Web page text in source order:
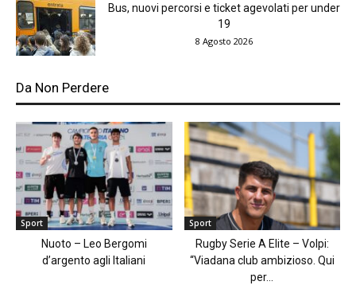
Bus, nuovi percorsi e ticket agevolati per under
19
8 Agosto 2026
Da Non Perdere
Sport
Nuoto – Leo Bergomi
d’argento agli Italiani
Sport
Rugby Serie A Elite – Volpi:
“Viadana club ambizioso. Qui
per...